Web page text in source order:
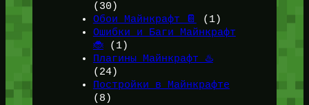
(30)
Обои Майнкрафт 📔
(1)
Ошибки и Баги Майнкрафт
🐞(1)
Плагины Майнкрафт ♨️
(24)
Постройки в Майнкрафте
(8)